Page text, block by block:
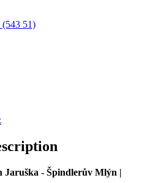
51)
Jaruška - Špindlerův Mlýn |